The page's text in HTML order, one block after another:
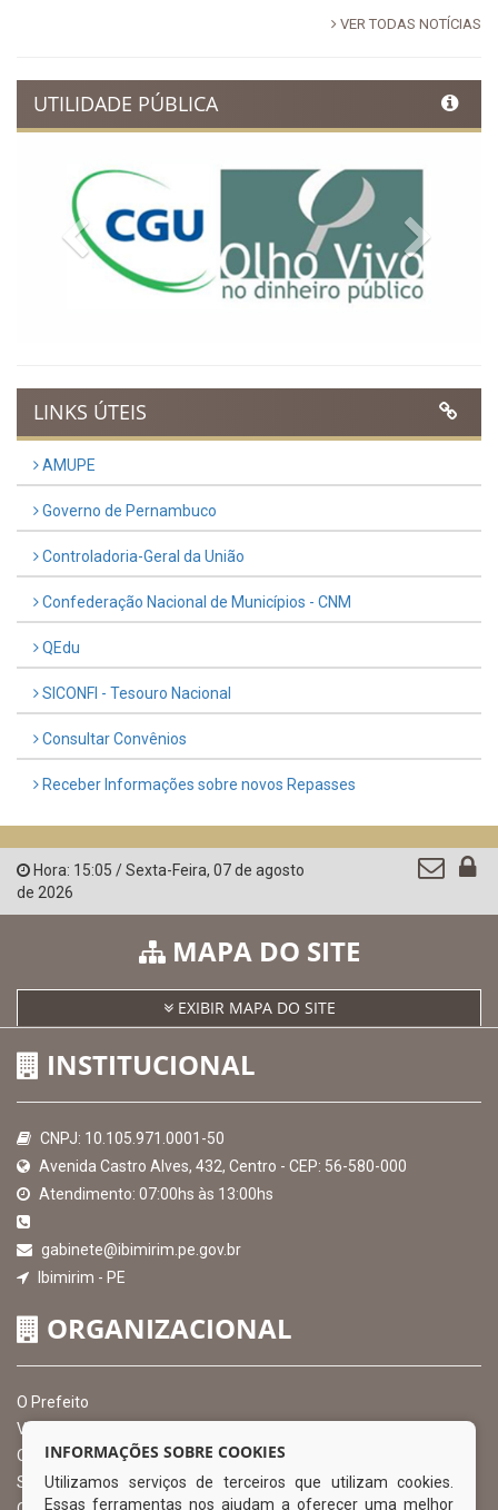
VER TODAS NOTÍCIAS
UTILIDADE PÚBLICA
Previous
LINKS ÚTEIS
AMUPE
Governo de Pernambuco
Controladoria-Geral da União
Confederação Nacional de Municípios - CNM
QEdu
SICONFI - Tesouro Nacional
Consultar Convênios
Receber Informações sobre novos Repasses
Hora: 15:05 /Sexta-Feira, 07 de agosto
de 2026
MAPA DO SITE
EXIBIR MAPA DO SITE
INSTITUCIONAL
CNPJ: 10.105.971.0001-50
Avenida Castro Alves, 432, Centro - CEP: 56-580-000
Atendimento: 07:00hs às 13:00hs
gabinete@ibimirim.pe.gov.br
Ibimirim - PE
ORGANIZACIONAL
O Prefeito
Vice Prefeito
Ouvidoria Municipal
Serviço de Informação ao Cidadão – SIC
INFORMAÇÕES SOBRE COOKIES
Utilizamos serviços de terceiros que utilizam cookies.
Essas ferramentas nos ajudam a oferecer uma melhor